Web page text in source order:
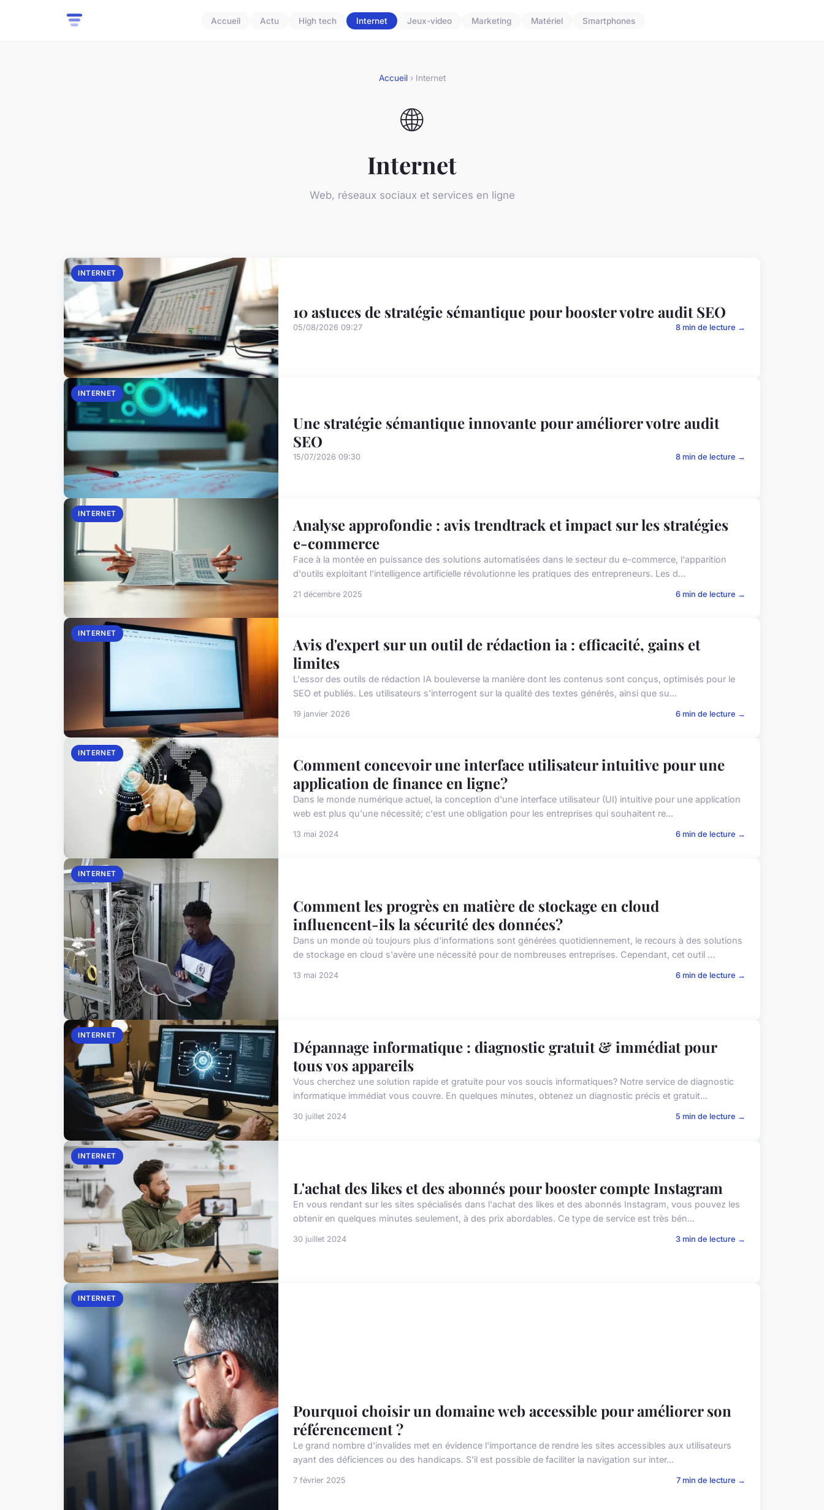
Accueil Actu High tech Internet Jeux-video Marketing Matériel Smartphones
Accueil› Internet
🌐
Internet
Web, réseaux sociaux et services en ligne
INTERNET
10 astuces de stratégie sémantique pour booster votre audit SEO
05/08/2026 09:27 8 min de lecture →
INTERNET
Une stratégie sémantique innovante pour améliorer votre audit
SEO
15/07/2026 09:30 8 min de lecture →
INTERNET
Analyse approfondie : avis trendtrack et impact sur les stratégies
e-commerce
Face à la montée en puissance des solutions automatisées dans le secteur du e-commerce, l'apparition
d'outils exploitant l'intelligence artificielle révolutionne les pratiques des entrepreneurs. Les d...
21 décembre 2025 6 min de lecture →
INTERNET
Avis d'expert sur un outil de rédaction ia : efficacité, gains et
limites
L'essor des outils de rédaction IA bouleverse la manière dont les contenus sont conçus, optimisés pour le
SEO et publiés. Les utilisateurs s'interrogent sur la qualité des textes générés, ainsi que su...
19 janvier 2026 6 min de lecture →
INTERNET
Comment concevoir une interface utilisateur intuitive pour une
application de finance en ligne?
Dans le monde numérique actuel, la conception d'une interface utilisateur (UI) intuitive pour une application
web est plus qu'une nécessité; c'est une obligation pour les entreprises qui souhaitent re...
13 mai 2024 6 min de lecture →
INTERNET
Comment les progrès en matière de stockage en cloud
influencent-ils la sécurité des données?
Dans un monde où toujours plus d'informations sont générées quotidiennement, le recours à des solutions
de stockage en cloud s'avère une nécessité pour de nombreuses entreprises. Cependant, cet outil ...
13 mai 2024 6 min de lecture →
INTERNET
Dépannage informatique : diagnostic gratuit & immédiat pour
tous vos appareils
Vous cherchez une solution rapide et gratuite pour vos soucis informatiques? Notre service de diagnostic
informatique immédiat vous couvre. En quelques minutes, obtenez un diagnostic précis et gratuit...
30 juillet 2024 5 min de lecture →
INTERNET
L'achat des likes et des abonnés pour booster compte Instagram
En vous rendant sur les sites spécialisés dans l'achat des likes et des abonnés Instagram, vous pouvez les
obtenir en quelques minutes seulement, à des prix abordables. Ce type de service est très bén...
30 juillet 2024 3 min de lecture →
INTERNET
Pourquoi choisir un domaine web accessible pour améliorer son
référencement ?
Le grand nombre d'invalides met en évidence l'importance de rendre les sites accessibles aux utilisateurs
ayant des déficiences ou des handicaps. S'il est possible de faciliter la navigation sur inter...
7 février 2025 7 min de lecture →